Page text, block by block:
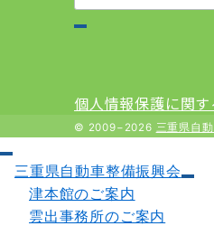
索：
個人情報保護に関
© 2009−2026 三重県自
三重県自動車整備振興会
津本館のご案内
雲出事務所のご案内